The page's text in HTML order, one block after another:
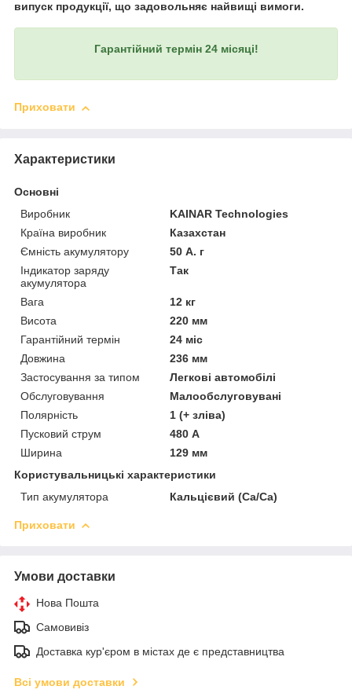
випуск продукції, що задовольняє найвищі вимоги.
Гарантійний термін 24 місяці!
Приховати
Характеристики
Основні
Виробник
KAINAR Technologies
Країна виробник
Казахстан
Ємність акумулятору
50 А. г
Індикатор заряду
акумулятора
Так
Вага
12 кг
Висота
220 мм
Гарантійний термін
24 міс
Довжина
236 мм
Застосування за типом
Легкові автомобілі
Обслуговування
Малообслуговувані
Полярність
1 (+ зліва)
Пусковий струм
480 А
Ширина
129 мм
Користувальницькі характеристики
Тип акумулятора
Кальцієвий (Ca/Ca)
Приховати
Умови доставки
Нова Пошта
Самовивіз
Доставка кур'єром в містах де є представництва
Всі умови доставки